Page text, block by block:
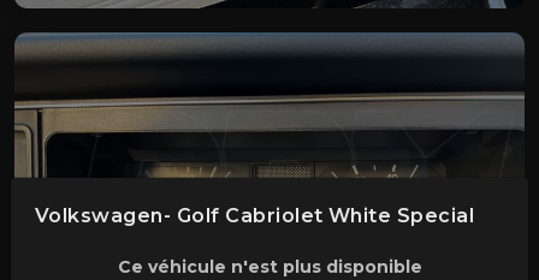
Volkswagen- Golf Cabriolet White Special
Ce véhicule n'est plus disponible